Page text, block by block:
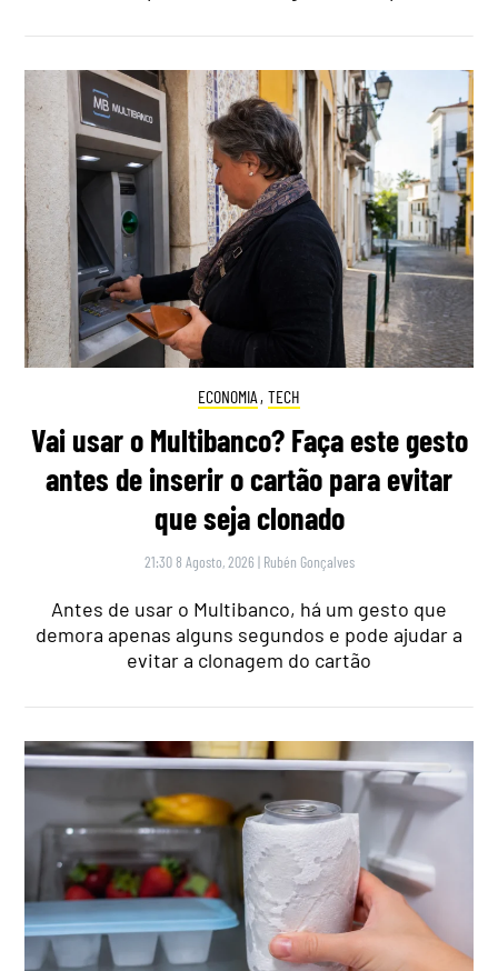
ECONOMIA , TECH
Vai usar o Multibanco? Faça este gesto
antes de inserir o cartão para evitar
que seja clonado
21:30 8 Agosto, 2026 | Rubén Gonçalves
Antes de usar o Multibanco, há um gesto que
demora apenas alguns segundos e pode ajudar a
evitar a clonagem do cartão